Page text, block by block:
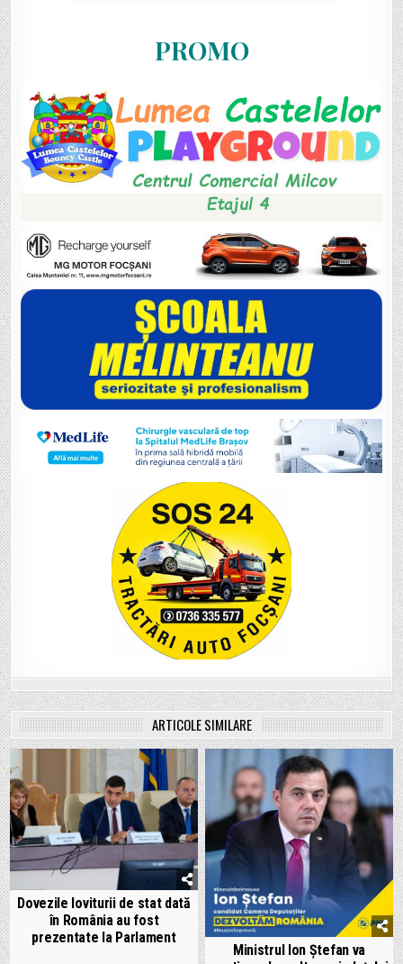
PROMO
ARTICOLE SIMILARE
Dovezile loviturii de stat dată
în România au fost
prezentate la Parlament
Ministrul Ion Ștefan va